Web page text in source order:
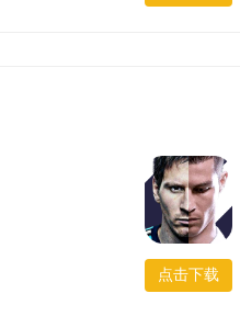
点击下载